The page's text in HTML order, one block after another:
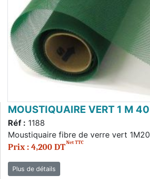
MOUSTIQUAIRE VERT 1 M 40
Réf : 1188
Moustiquaire fibre de verre vert 1M20
Prix : 4,200 DTNet TTC
Plus de détails